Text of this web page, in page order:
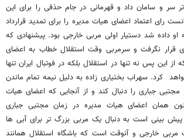
سر و سامان داد و قهرمانی در جام حذفی را برای این
رای اعتماد اعضای هیات مدیره را برای تمدید قرارداد
او داده شد دستیار اولی مربی خارجی بود. پیشنهادی که
قرار نگرفت و سرمربی وقت استقلال خطاب به اعضای
از این پس نه تنها در استقلال بلکه در فوتبال ایران تنها
کرد. سهراب بختیاری زاده به دلیل نیمه تمام ماندن
جباری را دنبال کند و از آنجایی که اعضای هیات
همان اعضای هیات مدیره در زمان مجتبی جباری
پیش بینی است به دنبال یک مربی بزرگ تر برای آبی ها
مربی خارجی و آنوقت است که باشگاه استقلال همانند